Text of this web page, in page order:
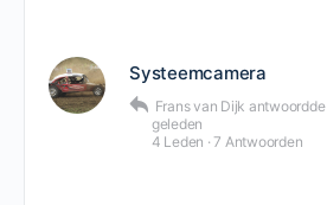
Systeemcamera
Frans van Dijk antwoordde
geleden
4 Leden · 7 Antwoorden